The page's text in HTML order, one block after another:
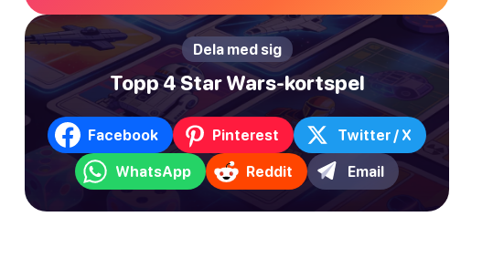
Dela med sig
Topp 4 Star Wars-kortspel
Facebook Pinterest Twitter / X
WhatsApp Reddit Email